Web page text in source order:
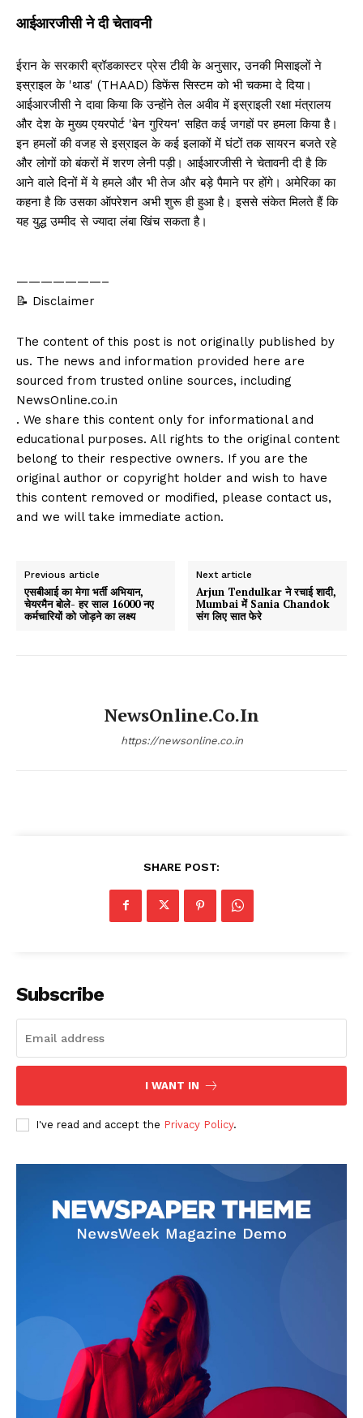
आईआरजीसी ने दी चेतावनी
ईरान के सरकारी ब्रॉडकास्टर प्रेस टीवी के अनुसार, उनकी मिसाइलों ने
इस्राइल के 'थाड' (THAAD) डिफेंस सिस्टम को भी चकमा दे दिया।
आईआरजीसी ने दावा किया कि उन्होंने तेल अवीव में इस्राइली रक्षा मंत्रालय
और देश के मुख्य एयरपोर्ट 'बेन गुरियन' सहित कई जगहों पर हमला किया है।
इन हमलों की वजह से इस्राइल के कई इलाकों में घंटों तक सायरन बजते रहे
और लोगों को बंकरों में शरण लेनी पड़ी। आईआरजीसी ने चेतावनी दी है कि
आने वाले दिनों में ये हमले और भी तेज और बड़े पैमाने पर होंगे। अमेरिका का
कहना है कि उसका ऑपरेशन अभी शुरू ही हुआ है। इससे संकेत मिलते हैं कि
यह युद्ध उम्मीद से ज्यादा लंबा खिंच सकता है।
———————–
📝 Disclaimer
The content of this post is not originally published by
us. The news and information provided here are
sourced from trusted online sources, including
NewsOnline.co.in
. We share this content only for informational and
educational purposes. All rights to the original content
belong to their respective owners. If you are the
original author or copyright holder and wish to have
this content removed or modified, please contact us,
and we will take immediate action.
Previous article
एसबीआई का मेगा भर्ती अभियान,
चेयरमैन बोले- हर साल 16000 नए
कर्मचारियों को जोड़ने का लक्ष्य
Next article
Arjun Tendulkar ने रचाई शादी,
Mumbai में Sania Chandok
संग लिए सात फेरे
NewsOnline.co.in
https://newsonline.co.in
SHARE POST:
Subscribe
I WANT IN
I've read and accept the Privacy Policy.